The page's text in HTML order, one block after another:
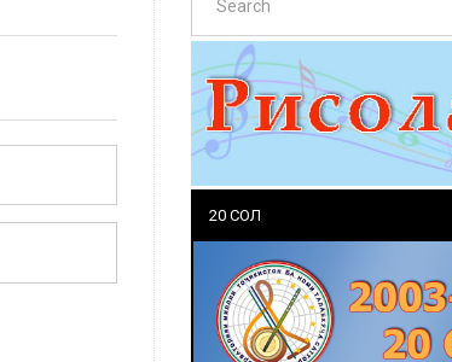
Search
20 СОЛ